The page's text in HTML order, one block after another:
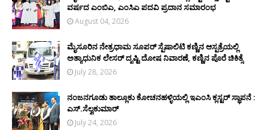
ವರ್ಷದ ಎಂಬಿಎ, ಎಂಸಿಎ ಪದವಿ ಪ್ರದಾನ ಸಮಾರಂಭ
August 04, 2026
ಮೈಸೂರಿನ ನೇತ್ರಧಾಮ ಸೂಪರ್ ಸ್ಪೆಷಾಲಿಟಿ ಕಣ್ಣಿನ ಆಸ್ಪತ್ರೆಯಲ್ಲಿ
ಅತ್ಯಾಧುನಿಕ ಲೇಸರ್ ದೃಷ್ಟಿ ದೋಷ ನಿವಾರಣೆ, ಕಣ್ಣಿನ ಪೊರೆ ಚಿಕಿತ್ಸೆ
July 28, 2026
ನಂಜನಗೂಡು ತಾಲ್ಲೂಕು ಕೋಚನಹಳ್ಳಿಯಲ್ಲಿ ಇಎಂಸಿ ಕ್ಲಸ್ಟರ್ ಸ್ಥಾಪನೆ :
ಎಸ್.ಸೆಲ್ವಕುಮಾರ್
July 24, 2026